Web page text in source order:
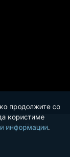
продолжите со
користиме
информации.
Правни